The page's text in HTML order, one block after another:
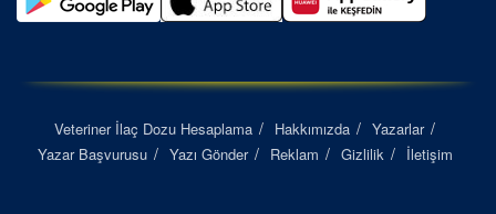
Veteriner İlaç Dozu Hesaplama Hakkımızda
Yazarlar
Yazar Başvurusu
Yazı Gönder Reklam Gizlilik İletişim